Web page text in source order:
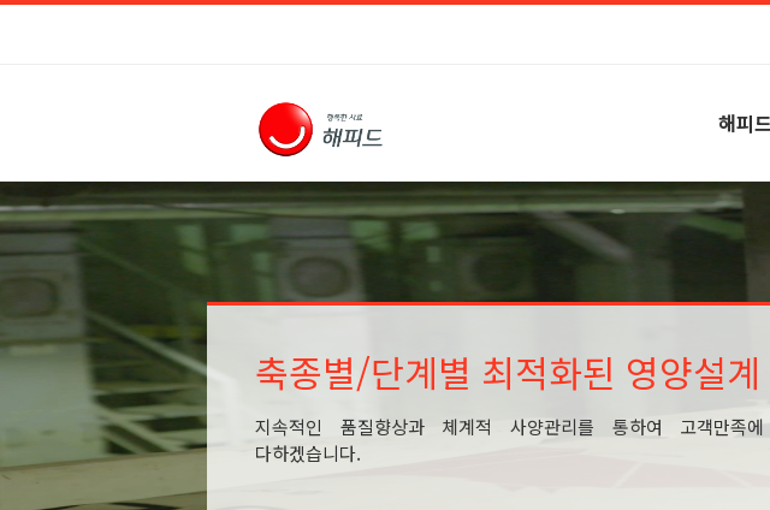
해피
축종별/단계별 최적화된 영양설계
지속적인 품질향상과 체계적 사양관리를 통하여 고객만족
다하겠습니다.